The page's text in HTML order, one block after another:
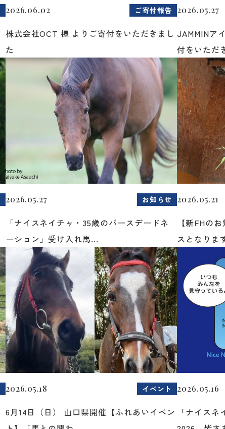
2026.06.02 ご寄付報告
株式会社OCT 様 よりご寄付をいただきまし
た
2026.05.27
JAMMINア
付をいただ
2026.05.27 お知らせ
「ナイスネイチャ・35歳のバースデードネ
ーション」受け入れ馬...
2026.05.21
【新FHの
スとなりま
2026.05.18 イベント
6月14日（日） 山口県開催【ふれあいイベン
2026.05.16
「ナイス